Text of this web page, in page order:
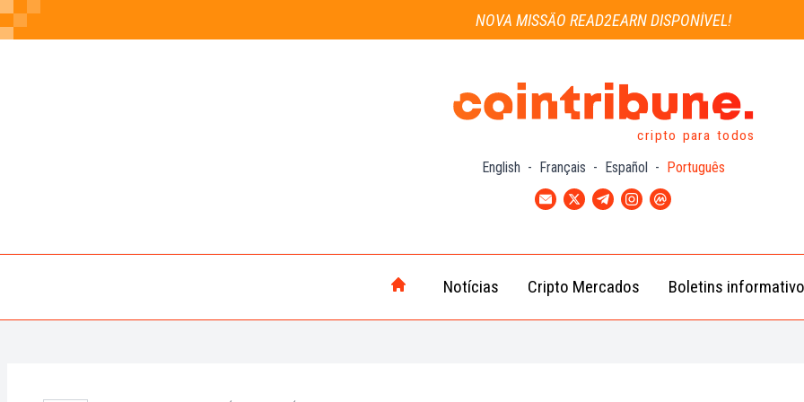
NOVA MISSÃO READ2EARN DISPONÍVEL!
cripto para todos
English - Français - Español - Português
Notícias
Notícias
Cripto
Cripto Mercados
(BTC)
Boletins